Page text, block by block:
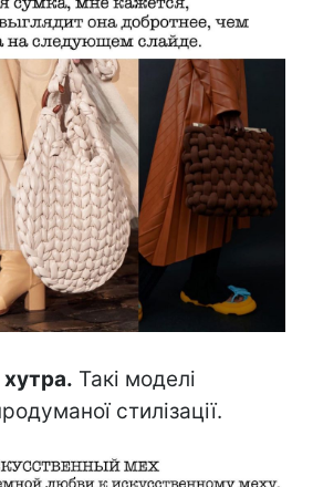
хутра. Такі моделі
стилізації.